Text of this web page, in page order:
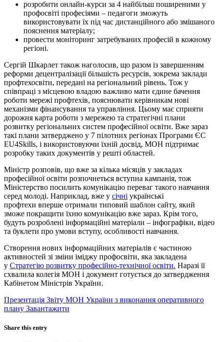
розробити онлайн-курси за 4 найбільш поширеними у
профосвіті професіями – педагоги зможуть
використовувати їх під час дистанційного або змішаного
пояснення матеріалу;
провести моніторинг затребуваних професій в кожному
регіоні.
Сергій Шкарлет також наголосив, що разом із завершенням
реформи децентралізації більшість ресурсів, зокрема заклади
профтехосвіти, передані на регіональний рівень. Тож у
співпраці з місцевою владою важливо мати єдине бачення
роботи мережі профтехів, пояснювати керівникам нові
механізми фінансування та управління. Цьому має сприяти
дорожня карта роботи з мережею та стратегічні плани
розвитку регіональних систем професійної освіти. Вже зараз
такі плани затверджено у 7 пілотних регіонах Програми ЄС
EU4Skills, і використовуючи їхній досвід, МОН підтримає
розробку таких документів у решті областей.
Міністр розповів, що вже за кілька місяців у закладах
професійної освіти розпочнеться вступна кампанія, тож
Міністерство посилить комунікацію переваг такого навчання
серед молоді. Наприклад, вже у січні українські
профтехи вперше отримали типовий шаблон сайту, який
зможе покращити їхню комунікацію вже зараз. Крім того,
будуть розроблені інформаційні матеріали – інфографіки, відео
та буклети про умови вступу, особливості навчання.
Створення нових інформаційних матеріалів є частиною
активностей зі зміни іміджу профосвіти, яка закладена
у Стратегію розвитку професійно-технічної освіти. Наразі її
схвалила колегія МОН і документ готується до затвердження
Кабінетом Міністрів України.
Презентація Звіту МОН України з виконання оперативного
плану Завантажити
Share this entry